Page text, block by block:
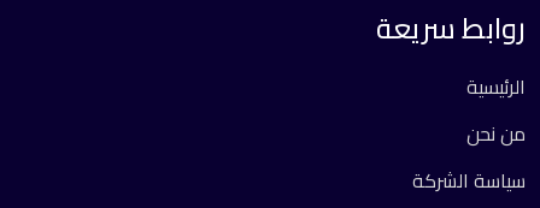
روابط سريعة
الرئيسية
من نحن
سياسة الشركة